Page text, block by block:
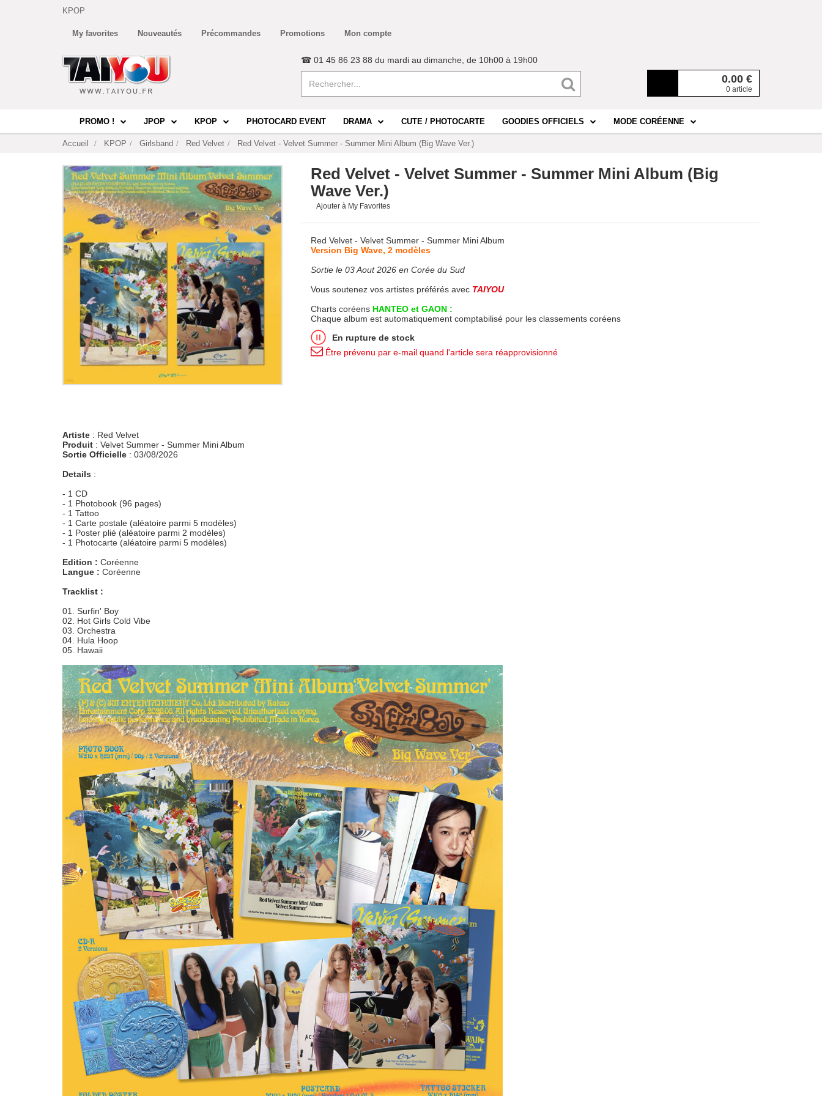
KPOP
My favorites Nouveautés Précommandes Promotions Mon compte
0.00 €
0 article
☎ 01 45 86 23 88 du mardi au dimanche, de 10h00 à 19h00
PROMO ! JPOP KPOP PHOTOCARD EVENT DRAMA CUTE / PHOTOCARTE GOODIES OFFICIELS MODE CORÉENNE
Accueil KPOP Girlsband Red Velvet Red Velvet - Velvet Summer - Summer Mini Album (Big Wave Ver.)
Red Velvet - Velvet Summer - Summer Mini Album (Big
Wave Ver.)
Ajouter à My Favorites
Red Velvet - Velvet Summer - Summer Mini Album
Version Big Wave, 2 modèles
Sortie le 03 Aout 2026 en Corée du Sud
Vous soutenez vos artistes préférés avec TAIYOU
Charts coréens HANTEO et GAON :
Chaque album est automatiquement comptabilisé pour les classements coréens
En rupture de stock
Être prévenu par e-mail quand l'article sera réapprovisionné
Artiste : Red Velvet
Produit : Velvet Summer - Summer Mini Album
Sortie Officielle : 03/08/2026
Details :
- 1 CD
- 1 Photobook (96 pages)
- 1 Tattoo
- 1 Carte postale (aléatoire parmi 5 modèles)
- 1 Poster plié (aléatoire parmi 2 modèles)
- 1 Photocarte (aléatoire parmi 5 modèles)
Edition : Coréenne
Langue : Coréenne
Tracklist :
01. Surfin' Boy
02. Hot Girls Cold Vibe
03. Orchestra
04. Hula Hoop
05. Hawaii